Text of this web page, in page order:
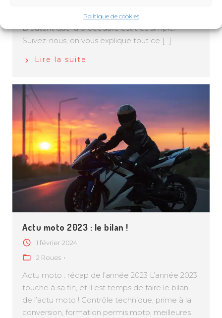
Politique de cookies
justifier si vous souhaitez changer de généraliste.
D’autant que la procédure est très simple.
Suivez-nous, on vous explique tout ce […]
Lire la suite
Actu moto 2023 : le bilan !
1 février 2024
2 Roues
Actu moto : récap de l’année 2023 L’année 2023
touche à sa fin, et il est temps de faire le bilan
de l’actu moto ! Contrôle technique, prime à la
conversion, formation permis moto, meilleures